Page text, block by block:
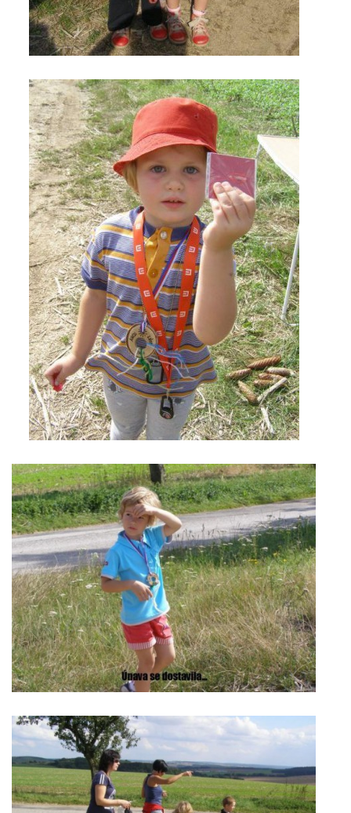
"KNIHOBUDKY"
ČASOSBĚRY - CHRÁŠŤANY
PROJEKT FLYNN "KNIHOVNA" CARSEN
E-KNIHY DO KAŽDÉ KNIHOVNY
GRANTY A DOTACE
MOBILNÍ APLIKACE
FREE WIFI
VÝZNAČNÍ RODÁCI
FOTOALBUM
PODĚKOVÁNÍ
NAPSALI O NÁS....
SLUŽBY
KNIHOVNÍ ŘÁD
HRY, KVÍZY, VZDĚLÁVÁNÍ ON-LINE
Obecní knihovna Chrášťany
373 04
knihovnachrastany@seznam.cz